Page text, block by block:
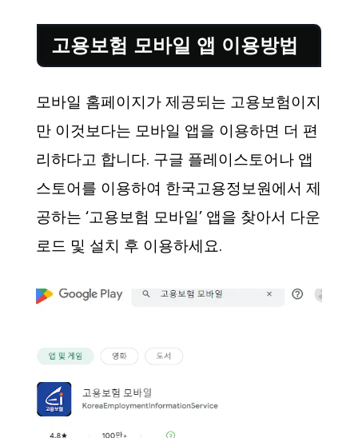
고용보험 모바일 앱 이용방법
모바일 홈페이지가 제공되는 고용보험이지
만 이것보다는 모바일 앱을 이용하면 더 편
리하다고 합니다. 구글 플레이스토어나 앱
스토어를 이용하여 한국고용정보원에서 제
공하는 ‘고용보험 모바일’ 앱을 찾아서 다운
로드 및 설치 후 이용하세요.